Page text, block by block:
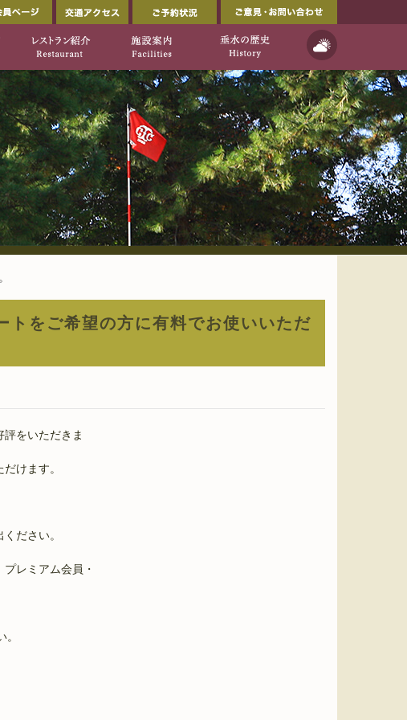
ゴルフ倶楽部公式ウェブサイト」
サイト]
紹介 ご利用について レストラン紹介 施設案内
をご希望の方に有料でお使いいただ
をいただきま
けます。
ださい。
レミアム会員・